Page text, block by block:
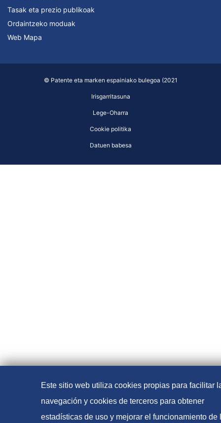
Tasak eta prezio publikoak
Ordaintzeko moduak
Web Mapa
© Patente eta marken espainiako bulegoa (2021
Irisgarritasuna
Lege-Oharra
Cookie politika
Datuen babesa
Este sitio web utiliza cookies propias para facilitar
navegación y cookies de terceros para obtener
estadísticas de uso y mejorar el funcionamiento de